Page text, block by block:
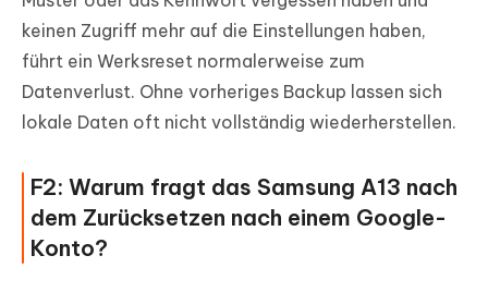
keinen Zugriff mehr auf die Einstellungen haben,
führt ein Werksreset normalerweise zum
Datenverlust. Ohne vorheriges Backup lassen sich
lokale Daten oft nicht vollständig wiederherstellen.
F2: Warum fragt das Samsung A13 nach
dem Zurücksetzen nach einem Google-
Konto?